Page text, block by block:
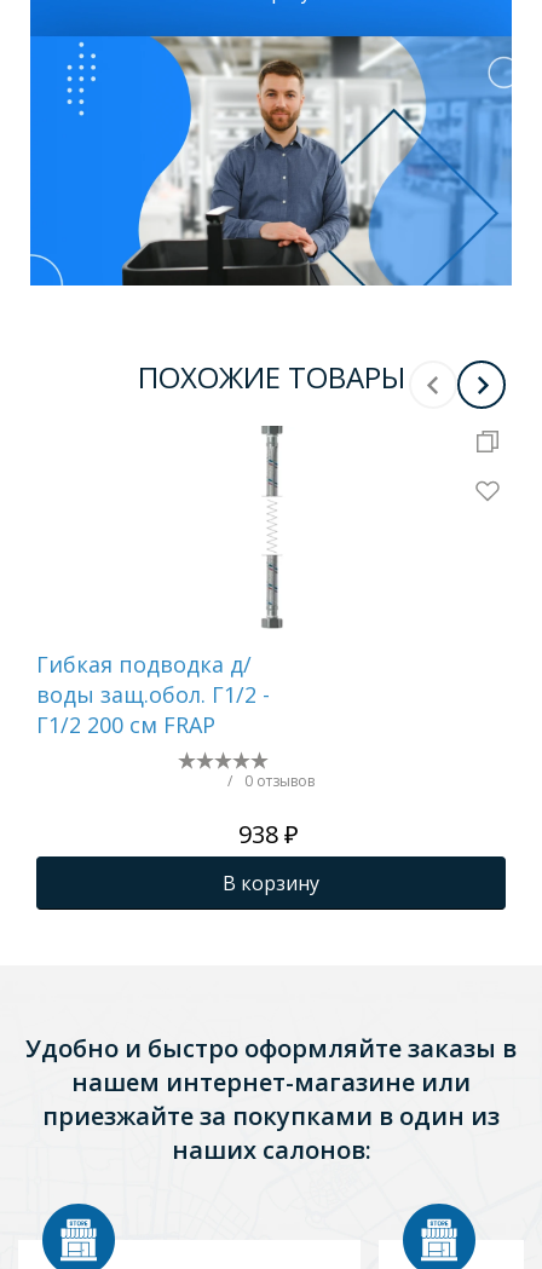
ПОХОЖИЕ ТОВАРЫ
Гибкая подводка д/
воды защ.обол. Г1/2 -
Г1/2 200 см FRAP
/ 0 отзывов
938 ₽
В корзину
Удобно и быстро оформляйте заказы в
нашем интернет-магазине или
приезжайте за покупками в один из
наших салонов: